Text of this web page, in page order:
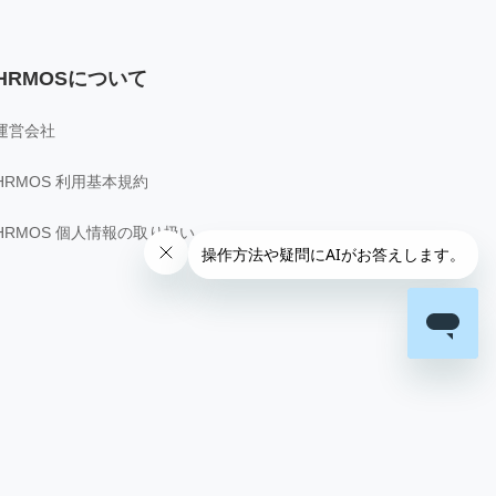
について
営会社
利用基本規約
個人情報の取り扱い